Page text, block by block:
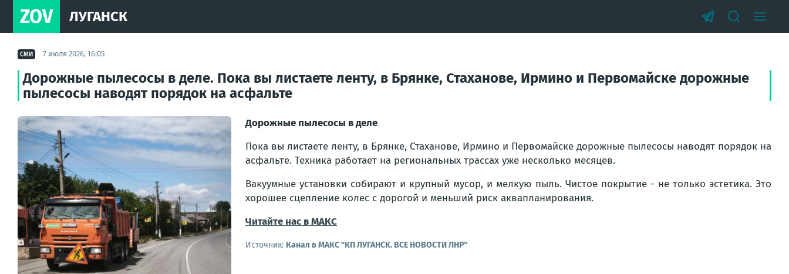
ZOV ЛУГАНСК
СМИ 7 июля 2026, 16:05
Дорожные пылесосы в деле. Пока вы листаете ленту, в Брянке, Стаханове, Ирмино и Первомайске дорожные
пылесосы наводят порядок на асфальте
Дорожные пылесосы в деле
Пока вы листаете ленту, в Брянке, Стаханове, Ирмино и Первомайске дорожные пылесосы наводят порядок на
асфальте. Техника работает на региональных трассах уже несколько месяцев.
Вакуумные установки собирают и крупный мусор, и мелкую пыль. Чистое покрытие - не только эстетика. Это
хорошее сцепление колес с дорогой и меньший риск аквапланирования.
Читайте нас в МАКС
Источник: Канал в МАКС "КП ЛУГАНСК. ВСЕ НОВОСТИ ЛНР"